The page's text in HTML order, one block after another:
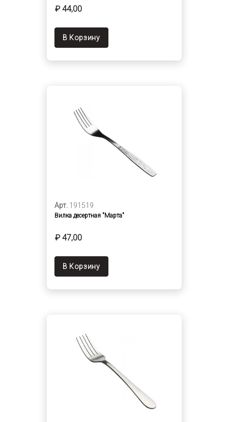
₽ 44,00
В Корзину
Арт. 191519
Вилка десертная "Марта"
₽ 47,00
В Корзину